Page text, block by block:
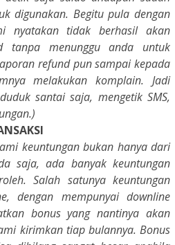
digunakan. Begitu pula dengan
nyatakan tidak berhasil akan
tanpa menunggu anda untuk
refund pun sampai kepada
melakukan komplain. Jadi
santai saja, mengetik SMS,
keuntungan bukan hanya dari
saja, ada banyak keuntungan
Salah satunya keuntungan
dengan mempunyai downline
bonus yang nantinya akan
kirimkan tiap bulannya. Bonus